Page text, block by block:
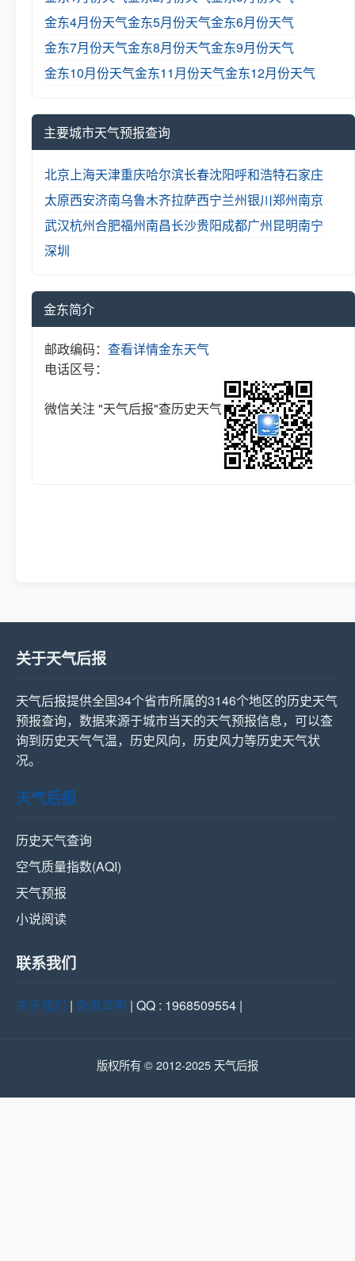
金东4月份天气金东5月份天气金东6月份天气
金东7月份天气金东8月份天气金东9月份天气
金东10月份天气金东11月份天气金东12月份天气
主要城市天气预报查询
北京 上海天津重庆哈尔滨长春沈阳呼和浩特石家庄
太原西安济南乌鲁木齐拉萨西宁兰州银川郑州南京
武汉杭州合肥福州南昌长沙贵阳成都广州昆明南宁
深圳
金东简介
邮政编码：
电话区号：
查看详情金东天气
微信关注 "天气后报"查历史天气
关于天气后报
天气后报提供全国34个省市所属的3146个地区的历史天气
预报查询，数据来源于城市当天的天气预报信息，可以查
询到历史天气气温，历史风向，历史风力等历史天气状
况。
天气后报
历史天气查询
空气质量指数(AQI)
天气预报
小说阅读
联系我们
关于我们 | 免责声明 | QQ : 1968509554 |
版权所有 © 2012-2025 天气后报